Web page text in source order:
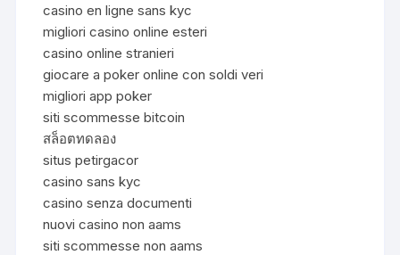
casino en ligne sans kyc
migliori casino online esteri
casino online stranieri
giocare a poker online con soldi veri
migliori app poker
siti scommesse bitcoin
สล็อตทดลอง
situs petirgacor
casino sans kyc
casino senza documenti
nuovi casino non aams
siti scommesse non aams